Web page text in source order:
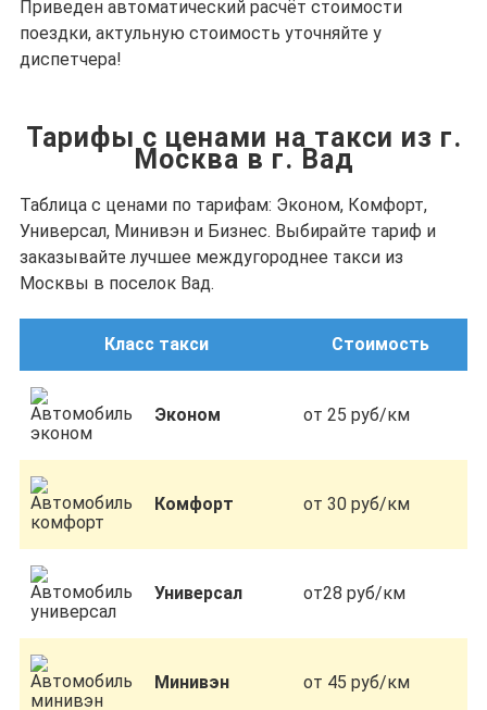
Приведен автоматический расчёт стоимости
поездки, актульную стоимость уточняйте у
диспетчера!
Тарифы с ценами на такси из г.
Москва в г. Вад
Таблица с ценами по тарифам: Эконом, Комфорт,
Универсал, Минивэн и Бизнес. Выбирайте тариф и
заказывайте лучшее междугороднее такси из
Москвы в поселок Вад.
Класс такси Стоимость
Эконом от 25 руб/км
Комфорт от 30 руб/км
Универсал от28 руб/км
Минивэн от 45 руб/км